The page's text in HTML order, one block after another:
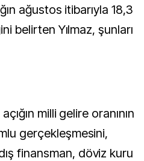
ağustos itibarıyla 18,3
belirten Yılmaz, şunları
milli gelire oranının
gerçekleşmesini,
finansman, döviz kuru